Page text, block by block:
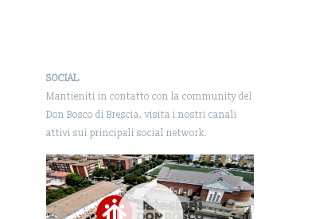
SOCIAL
Mantieniti in contatto con la community del
Don Bosco di Brescia, visita i nostri canali
attivi sui principali social network.